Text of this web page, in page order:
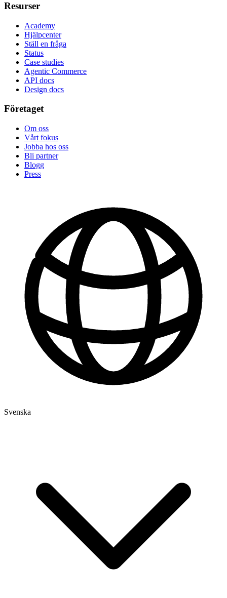
Resurser
Academy
Hjälpcenter
Ställ en fråga
Status
Case studies
Agentic Commerce
API docs
Design docs
Företaget
Om oss
Vårt fokus
Jobba hos oss
Bli partner
Blogg
Press
Svenska